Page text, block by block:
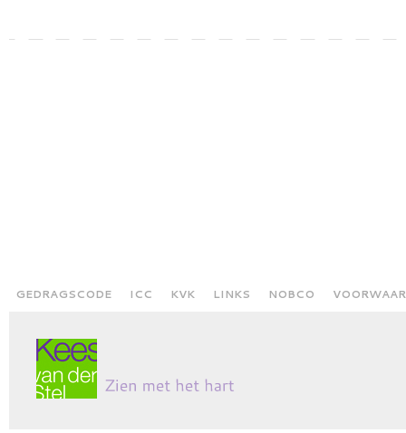
GEDRAGSCODE ICC KVK LINKS NOBCO